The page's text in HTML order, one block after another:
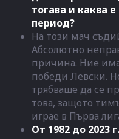
тогава и каква
период?
На този мач
Абсолютно
причина. Ние
победи Левски.
трябваше да се
това, защото
играе в Първа
От 1982 до 2023